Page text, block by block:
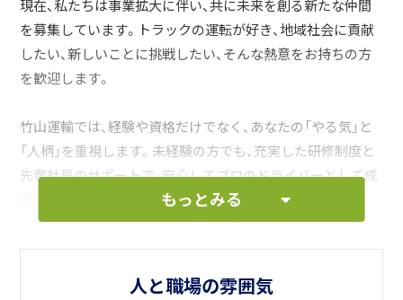
現在、私たちは事業拡大に伴い、共に未来を創る新たな仲間
を募集しています。トラックの運転が好き、地域社会に貢献
したい、新しいことに挑戦したい、そんな熱意をお持ちの方
を歓迎します。
竹山運輸では、経験や資格だけでなく、あなたの「やる気」と
「人柄」を重視します。未経験の方でも、充実した研修制度と
先輩社員のサポートで、安心してプロのドライバーとして成
私たちの仕事は、決して楽なことばかりではありません。し
もっとみる
人と職場の雰囲気